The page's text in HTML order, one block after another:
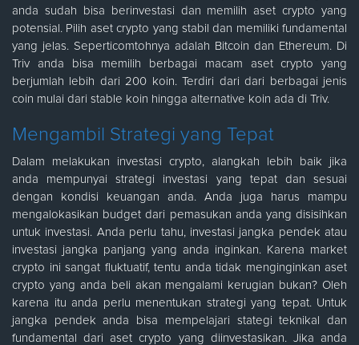
anda sudah bisa berinvestasi dan memilih aset crypto yang
potensial. Pilih aset crypto yang stabil dan memiliki fundamental
yang jelas. Seperticomtohnya adalah Bitcoin dan Ethereum. Di
Triv anda bisa memilih berbagai macam aset crypto yang
berjumlah lebih dari 200 koin. Terdiri dari dari berbagai jenis
coin mulai dari stable koin hingga alternative koin ada di Triv.
Mengambil Strategi yang Tepat
Dalam melakukan investasi crypto, alangkah lebih baik jika
anda mempunyai strategi investasi yang tepat dan sesuai
dengan kondisi keuangan anda. Anda juga harus mampu
mengalokasikan budget dari pemasukan anda yang disisihkan
untuk investasi. Anda perlu tahu, investasi jangka pendek atau
investasi jangka panjang yang anda inginkan. Karena market
crypto ini sangat fluktuatif, tentu anda tidak menginginkan aset
crypto yang anda beli akan mengalami kerugian bukan? Oleh
karena itu anda perlu menentukan strategi yang tepat. Untuk
jangka pendek anda bisa mempelajari stategi teknikal dan
fundamental dari aset crypto yang diinvestasikan. Jika anda